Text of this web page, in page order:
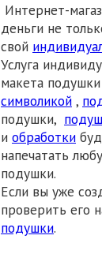
Интернет-
деньги не
свой
Услуга
макета
символикой ,
подушки,
и обработки
напечатать
подушки.
Если вы уже
проверить его
подушки.